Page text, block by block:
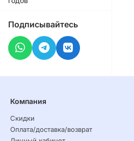
Подписывайтесь
Компания
Скидки
Оплата/доставка/возврат